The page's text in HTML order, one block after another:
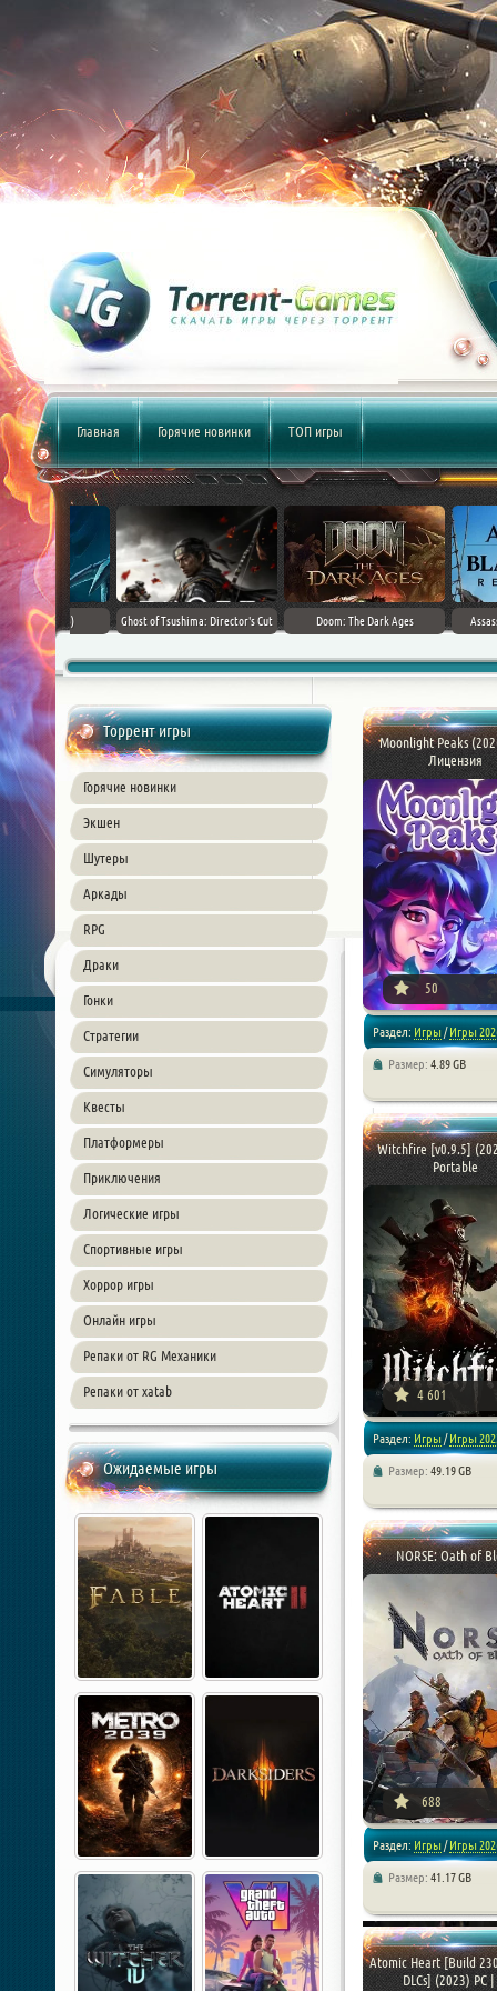
Главная Горячие новинки ТОП игры
Flag
PC
SnowRunner - Premium Edition [v
Forza Horizon 6 (2026) Death Stranding 2:
Торрент игры
Горячие новинки
Экшен
Шутеры
Аркады
RPG
Драки
Гонки
Стратегии
Симуляторы
Квесты
Платформеры
Приключения
Логические игры
Спортивные игры
Хоррор игры
Онлайн игры
Репаки от RG Механики
Репаки от xatab
Ожидаемые игры
Moonlight Peaks
Лицензия
50
Раздел: Игры/Игры
Размер: 4.89 GB
Witchfire [v0.9.5]
Portable
4 601
Раздел: Игры/Игры
Размер: 49.19 GB
NORSE: Oath of
688
Раздел: Игры/Игры
Размер: 41.17 GB
Atomic Heart [Build
DLCs] (2023) PC